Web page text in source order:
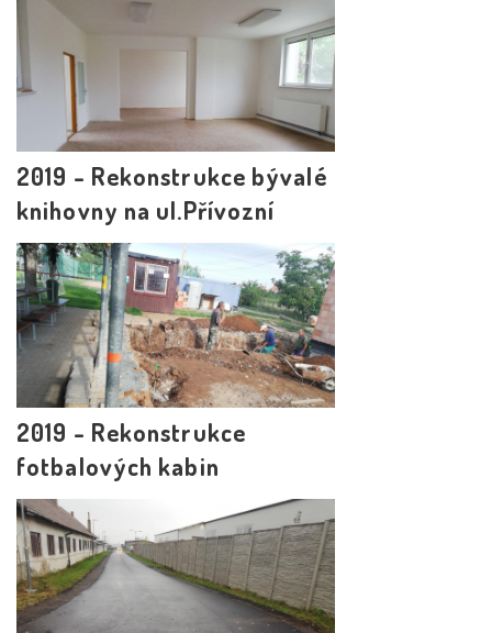
2019 - Rekonstrukce bývalé
knihovny na ul.Přívozní
2019 - Rekonstrukce
fotbalových kabin